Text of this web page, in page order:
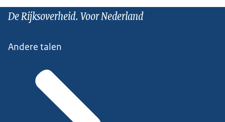
De Rijksoverheid. Voor Nederland
Andere talen